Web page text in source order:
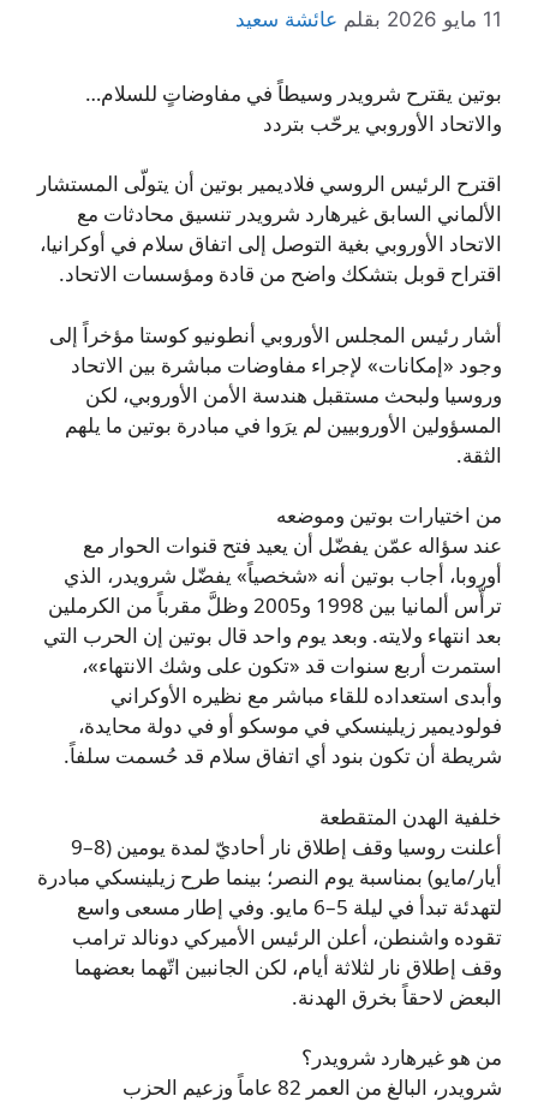
11 مايو 2026 بقلم عائشة سعيد
بوتين يقترح شرويدر وسيطاً في مفاوضاتٍ للسلام…
والاتحاد الأوروبي يرحّب بتردد
اقترح الرئيس الروسي فلاديمير بوتين أن يتولّى المستشار
الألماني السابق غيرهارد شرويدر تنسيق محادثات مع
الاتحاد الأوروبي بغية التوصل إلى اتفاق سلام في أوكرانيا،
اقتراح قوبل بتشكك واضح من قادة ومؤسسات الاتحاد.
أشار رئيس المجلس الأوروبي أنطونيو كوستا مؤخراً إلى
وجود «إمكانات» لإجراء مفاوضات مباشرة بين الاتحاد
وروسيا ولبحث مستقبل هندسة الأمن الأوروبي، لكن
المسؤولين الأوروبيين لم يرَوا في مبادرة بوتين ما يلهم
الثقة.
من اختيارات بوتين وموضعه
عند سؤاله عمّن يفضّل أن يعيد فتح قنوات الحوار مع
أوروبا، أجاب بوتين أنه «شخصياً» يفضّل شرويدر، الذي
ترأّس ألمانيا بين 1998 و2005 وظلَّ مقرباً من الكرملين
بعد انتهاء ولايته. وبعد يوم واحد قال بوتين إن الحرب التي
استمرت أربع سنوات قد «تكون على وشك الانتهاء»،
وأبدى استعداده للقاء مباشر مع نظيره الأوكراني
فولوديمير زيلينسكي في موسكو أو في دولة محايدة،
شريطة أن تكون بنود أي اتفاق سلام قد حُسمت سلفاً.
خلفية الهدن المتقطعة
أعلنت روسيا وقف إطلاق نار أحاديّ لمدة يومين (8–9
أيار/مايو) بمناسبة يوم النصر؛ بينما طرح زيلينسكي مبادرة
لتهدئة تبدأ في ليلة 5–6 مايو. وفي إطار مسعى واسع
تقوده واشنطن، أعلن الرئيس الأميركي دونالد ترامب
وقف إطلاق نار لثلاثة أيام، لكن الجانبين اتّهما بعضهما
البعض لاحقاً بخرق الهدنة.
من هو غيرهارد شرويدر؟
شرويدر، البالغ من العمر 82 عاماً وزعيم الحزب